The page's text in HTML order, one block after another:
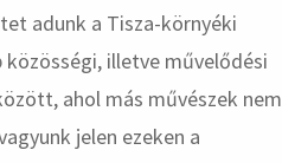
adunk a Tisza-környéki
közösségi, illetve művelődési
ahol más művészek nem
jelen ezeken a